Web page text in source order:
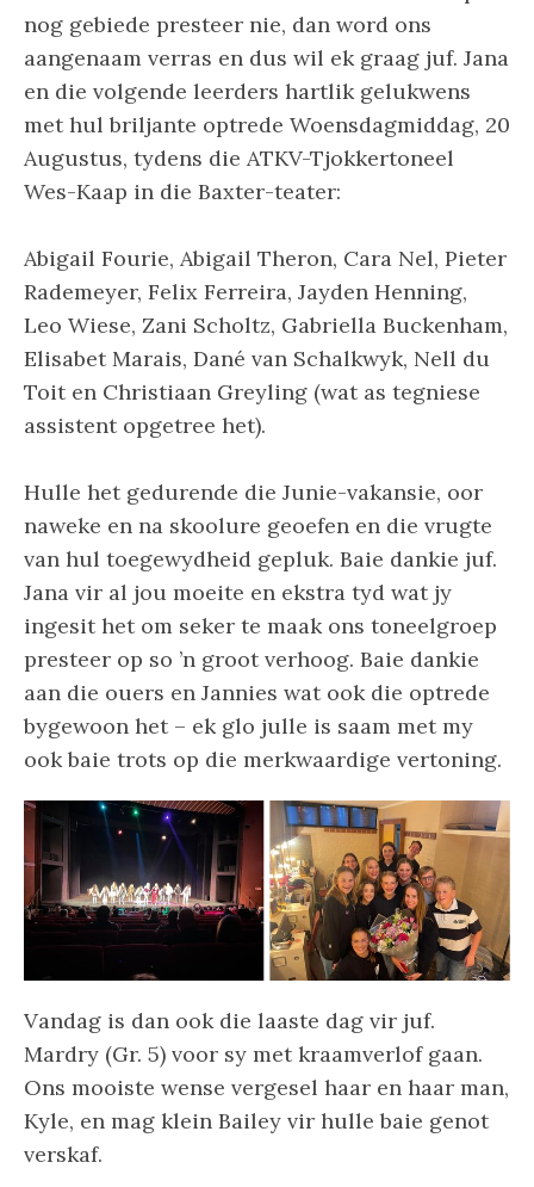
nog gebiede presteer nie, dan word ons
aangenaam verras en dus wil ek graag juf. Jana
en die volgende leerders hartlik gelukwens
met hul briljante optrede Woensdagmiddag, 20
Augustus, tydens die ATKV-Tjokkertoneel
Wes-Kaap in die Baxter-teater:
Abigail Fourie, Abigail Theron, Cara Nel, Pieter
Rademeyer, Felix Ferreira, Jayden Henning,
Leo Wiese, Zani Scholtz, Gabriella Buckenham,
Elisabet Marais, Dané van Schalkwyk, Nell du
Toit en Christiaan Greyling (wat as tegniese
assistent opgetree het).
Hulle het gedurende die Junie-vakansie, oor
naweke en na skoolure geoefen en die vrugte
van hul toegewydheid gepluk. Baie dankie juf.
Jana vir al jou moeite en ekstra tyd wat jy
ingesit het om seker te maak ons toneelgroep
presteer op so ’n groot verhoog. Baie dankie
aan die ouers en Jannies wat ook die optrede
bygewoon het – ek glo julle is saam met my
ook baie trots op die merkwaardige vertoning.
Vandag is dan ook die laaste dag vir juf.
Mardry (Gr. 5) voor sy met kraamverlof gaan.
Ons mooiste wense vergesel haar en haar man,
Kyle, en mag klein Bailey vir hulle baie genot
verskaf.